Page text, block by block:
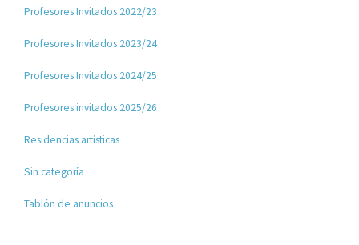
Profesores Invitados 2022/23
Profesores Invitados 2023/24
Profesores Invitados 2024/25
Profesores invitados 2025/26
Residencias artísticas
Sin categoría
Tablón de anuncios